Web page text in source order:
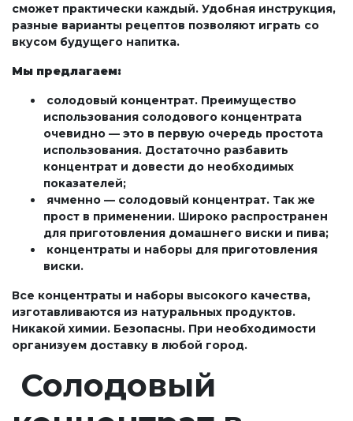
сможет практически каждый. Удобная инструкция,
разные варианты рецептов позволяют играть со
вкусом будущего напитка.
Мы предлагаем:
солодовый концентрат. Преимущество
использования солодового концентрата
очевидно — это в первую очередь простота
использования. Достаточно разбавить
концентрат и довести до необходимых
показателей;
ячменно — солодовый концентрат. Так же
прост в применении. Широко распространен
для приготовления домашнего виски и пива;
концентраты и наборы для приготовления
виски.
Все концентраты и наборы высокого качества,
изготавливаются из натуральных продуктов.
Никакой химии. Безопасны. При необходимости
организуем доставку в любой город.
Солодовый